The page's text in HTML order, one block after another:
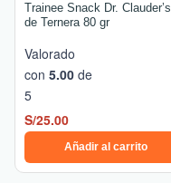
Trainee Snack Dr. Clauder’s
de Ternera 80 gr
Valorado
con 5.00 de
5
S/25.00
Añadir al carrito